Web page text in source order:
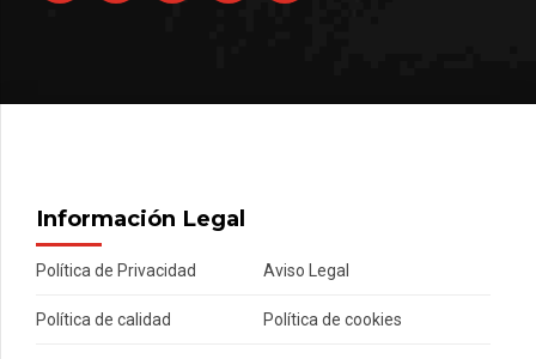
Información Legal
Política de Privacidad Aviso Legal
Política de calidad Política de cookies